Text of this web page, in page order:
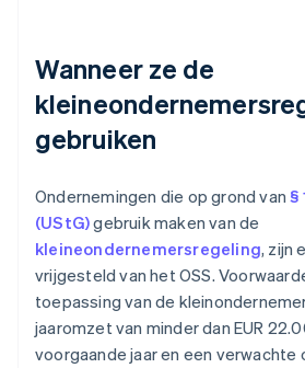
Wanneer ze de
gebruiken
Ondernemingen die op grond van§
(UStG)gebruik maken van de
kleineondernemersregeling, zijn
vrijgesteld van het OSS.
toepassing van de
jaaromzet van minder dan EUR
voorgaande jaar en een verwachte